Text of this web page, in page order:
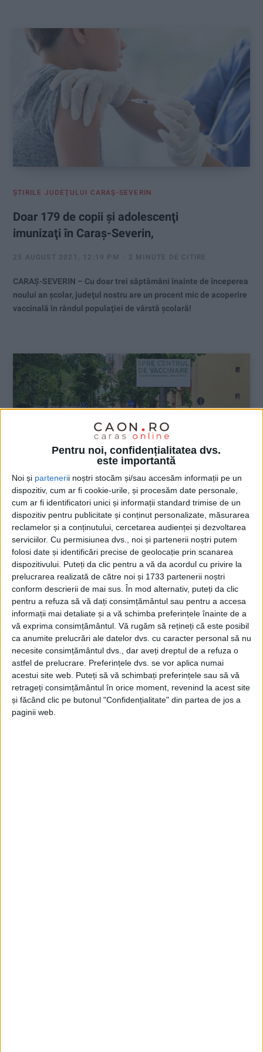
Pentru noi, confidențialitatea dvs.
este importantă
Noi și partenerii noștri stocăm și/sau accesăm informații pe un
dispozitiv, cum ar fi cookie-urile, și procesăm date personale,
cum ar fi identificatori unici și informații standard trimise de un
dispozitiv pentru publicitate și conținut personalizate, măsurarea
reclamelor și a conținutului, cercetarea audienței și dezvoltarea
serviciilor. Cu permisiunea dvs., noi și partenerii noștri putem
folosi date și identificări precise de geolocație prin scanarea
dispozitivului. Puteți da clic pentru a vă da acordul cu privire la
prelucrarea realizată de către noi și 1733 partenerii noștri
conform descrierii de mai sus. În mod alternativ, puteți da clic
pentru a refuza să vă dați consimțământul sau pentru a accesa
informații mai detaliate și a vă schimba preferințele înainte de a
vă exprima consimțământul. Vă rugăm să rețineți că este posibil
ca anumite prelucrări ale datelor dvs. cu caracter personal să nu
necesite consimțământul dvs., dar aveți dreptul de a refuza o
astfel de prelucrare. Preferințele dvs. se vor aplica numai
acestui site web. Puteți să vă schimbați preferințele sau să vă
retrageți consimțământul în orice moment, revenind la acest site
și făcând clic pe butonul "Confidențialitate" din partea de jos a
paginii web.
ŞTIRILE JUDEŢULUI CARAŞ-SEVERIN
Doar 179 de copii şi adolescenţi
imunizaţi în Caraş-Severin,
25 AUGUST 2021, 12:19 PM 2 MINUTE DE CITIRE
CARAŞ-SEVERIN – Cu doar trei săptămâni înainte de începerea
noului an şcolar, judeţul nostru are un procent mic de acoperire
vaccinală în rândul populaţiei de vârstă şcolară!
ŞTIRILE JUDEŢULUI CARAŞ-SEVERIN
Te-ai vaccinat? Acum pune umărul la
rapel!
10 IUNIE 2021, 06:31 PM 1 MINUT DE CITIRE
REŞIŢA – Dacă în weekendul 21-23 mai, reşiţenii au pus umărul
la maratonul de vaccinare, acum a venit rândul rapelului. Este
vorba despre administrarea celei de-a doua doze în cadrul
maratonului de vaccinare „Reşiţa pune umărul!“. Campania se
derulează în perioada 11-13 iunie!